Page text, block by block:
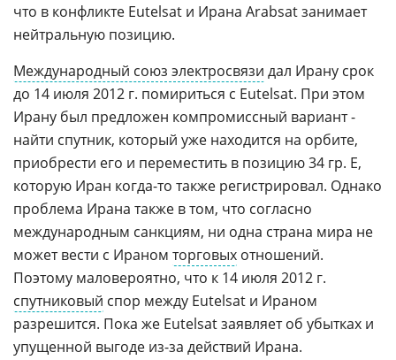
что в конфликте Eutelsat и Ирана Arabsat занимает
нейтральную позицию.
Международный союз электросвязи дал Ирану срок
до 14 июля 2012 г. помириться с Eutelsat. При этом
Ирану был предложен компромиссный вариант -
найти спутник, который уже находится на орбите,
приобрести его и переместить в позицию 34 гр. E,
которую Иран когда-то также регистрировал. Однако
проблема Ирана также в том, что согласно
международным санкциям, ни одна страна мира не
может вести с Ираном торговых отношений.
Поэтому маловероятно, что к 14 июля 2012 г.
спутниковый спор между Eutelsat и Ираном
разрешится. Пока же Eutelsat заявляет об убытках и
упущенной выгоде из-за действий Ирана.